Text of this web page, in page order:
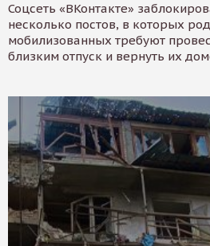
Соцсеть «ВКонтакте»
несколько постов, в которых
мобилизованных требуют
близким отпуск и вернуть их